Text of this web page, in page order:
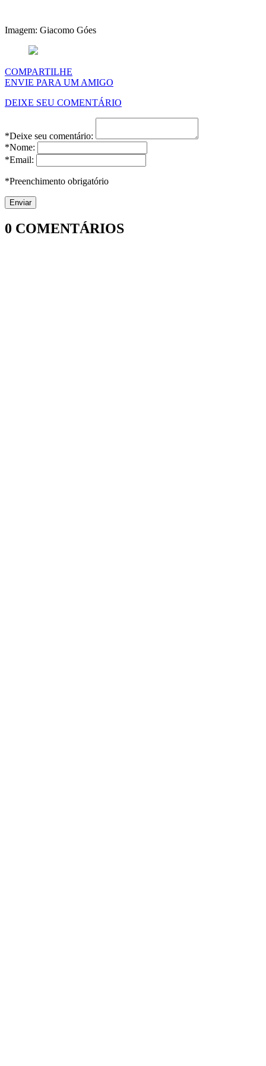
Imagem: Giacomo Góes
COMPARTILHE
ENVIE PARA UM AMIGO
DEIXE SEU COMENTÁRIO
*Deixe seu comentário:
*Nome:
*Email:
*Preenchimento obrigatório
0 COMENTÁRIOS